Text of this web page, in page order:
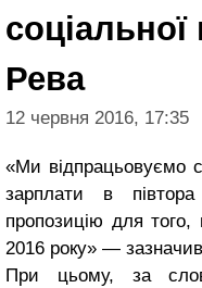
Рева
12 червня 2016, 17:35
«Ми відпрацьовуємо
зарплати в
пропозицію для
2016 року» — зазначив
При цьому, за